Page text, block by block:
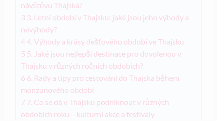
návštěvu Thajska?
3 3. Letní období v Thajsku: jaké jsou jeho výhody a
nevýhody?
4 4. Výhody a krásy dešťového období ve Thajsku
5 5. Jaké jsou nejlepší destinace pro dovolenou v
Thajsku v různých ročních obdobích?
6 6. Rady a tipy pro cestování do Thajska během
monzunového období
7 7. Co se dá v Thajsku podniknout v různých
obdobích roku – kulturní akce a festivaly